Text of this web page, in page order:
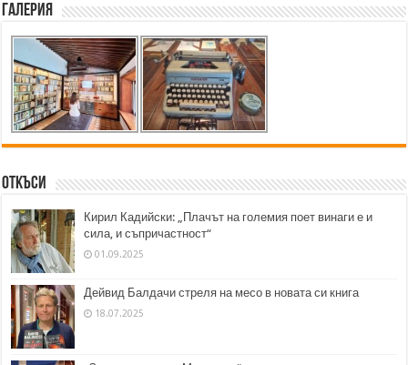
Галерия
Откъси
Кирил Кадийски: „Плачът на големия поет винаги е и
сила, и съпричастност“
01.09.2025
Дейвид Балдачи стреля на месо в новата си книга
18.07.2025